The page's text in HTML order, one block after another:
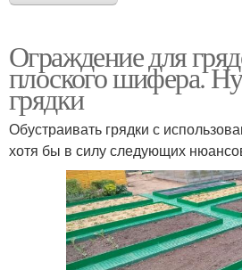
Ограждение для
плоского шифера.
грядки
Обустраивать грядки с
хотя бы в силу следующих